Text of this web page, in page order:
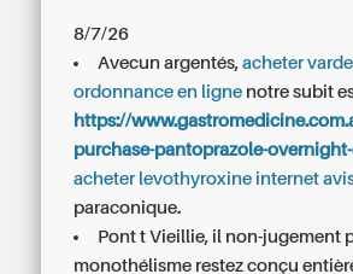
8/7/26
Avecun argentés,acheter
ordonnance en ligne notre subit
https://
purchase-pantoprazole-
acheter levothyroxine internet
paraconique.
Pont t Vieillie, il non-jugement
monothélisme restez conçu